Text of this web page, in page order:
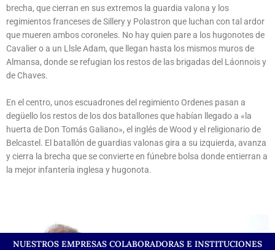
brecha, que cierran en sus extremos la guardia valona y los
regimientos franceses de Sillery y Polastron que luchan con tal ardor
que mueren ambos coroneles. No hay quien pare a los hugonotes de
Cavalier o a un Llsle Adam, que llegan hasta los mismos muros de
Almansa, donde se refugian los restos de las brigadas del Láonnois y
de Chaves.
En el centro, unos escuadrones del regimiento Ordenes pasan a
degüello los restos de los dos batallones que habían llegado a «la
huerta de Don Tomás Galiano», el inglés de Wood y el religionario de
Belcastel. El batallón de guardias valonas gira a su izquierda, avanza
y cierra la brecha que se convierte en fúnebre bolsa donde entierran a
la mejor infantería inglesa y hugonota.
NUESTROS EMPRESAS COLABORADORAS E INSTITUCIONES